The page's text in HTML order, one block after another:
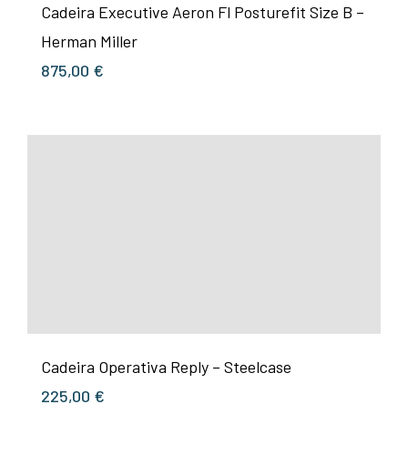
Cadeira Executive Aeron Fl Posturefit Size B –
Herman Miller
875,00 €
Cadeira Operativa Reply – Steelcase
225,00 €